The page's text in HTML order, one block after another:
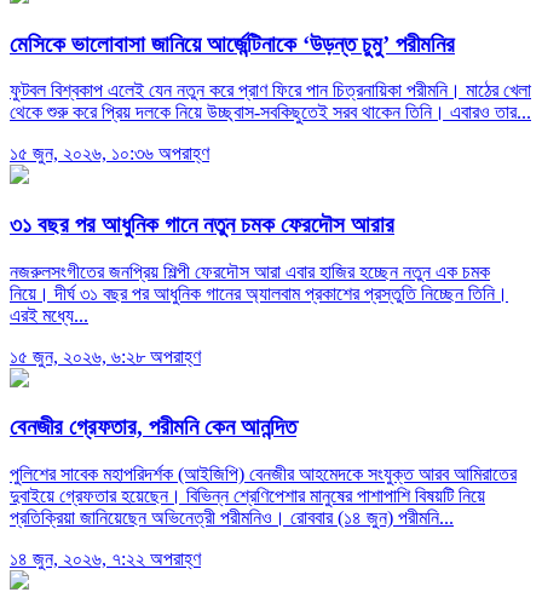
মেসিকে ভালোবাসা জানিয়ে আর্জেন্টিনাকে ‘উড়ন্ত চুমু’ পরীমনির
ফুটবল বিশ্বকাপ এলেই যেন নতুন করে প্রাণ ফিরে পান চিত্রনায়িকা পরীমনি। মাঠের খেলা
থেকে শুরু করে প্রিয় দলকে নিয়ে উচ্ছ্বাস-সবকিছুতেই সরব থাকেন তিনি। এবারও তার...
১৫ জুন, ২০২৬, ১০:৩৬ অপরাহ্ণ
৩১ বছর পর আধুনিক গানে নতুন চমক ফেরদৌস আরার
নজরুলসংগীতের জনপ্রিয় শিল্পী ফেরদৌস আরা এবার হাজির হচ্ছেন নতুন এক চমক
নিয়ে। দীর্ঘ ৩১ বছর পর আধুনিক গানের অ্যালবাম প্রকাশের প্রস্তুতি নিচ্ছেন তিনি।
এরই মধ্যে...
১৫ জুন, ২০২৬, ৬:২৮ অপরাহ্ণ
বেনজীর গ্রেফতার, পরীমনি কেন আনন্দিত
পুলিশের সাবেক মহাপরিদর্শক (আইজিপি) বেনজীর আহমেদকে সংযুক্ত আরব আমিরাতের
দুবাইয়ে গ্রেফতার হয়েছেন। বিভিন্ন শ্রেণিপেশার মানুষের পাশাপাশি বিষয়টি নিয়ে
প্রতিক্রিয়া জানিয়েছেন অভিনেত্রী পরীমনিও। রোববার (১৪ জুন) পরীমনি...
১৪ জুন, ২০২৬, ৭:২২ অপরাহ্ণ